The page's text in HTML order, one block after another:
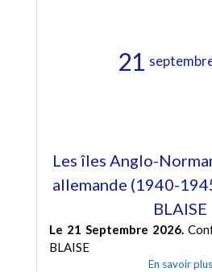
21
Les îles Anglo-
allemande (1940-
BLAISE
Le 21 Septembre 2026.
BLAISE
En savoir plus